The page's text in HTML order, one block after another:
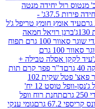
מנטה
סוכ' מנטוס רול יחידה פירות 37.5ג' -
חומץ טריפל ג'ל
חמאה
קנדי שוגר סאוור 100 גרם תפוח
קנדי שוגר סאוור 100 גרם
טבילה +
פפר קרם תות
סאוור פאצ' פטל שקית 102
וופל ג'נסן-וופל טוסט 12 יח'
רוח וופל
גומי ענקי